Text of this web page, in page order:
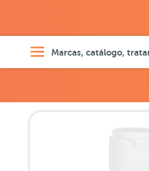
Marcas, catálogo,